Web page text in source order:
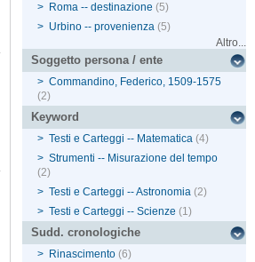
> Roma -- destinazione (5)
> Urbino -- provenienza (5)
Altro...
Soggetto persona / ente
> Commandino, Federico, 1509-1575
(2)
Keyword
> Testi e Carteggi -- Matematica (4)
> Strumenti -- Misurazione del tempo
(2)
> Testi e Carteggi -- Astronomia (2)
> Testi e Carteggi -- Scienze (1)
Sudd. cronologiche
> Rinascimento (6)